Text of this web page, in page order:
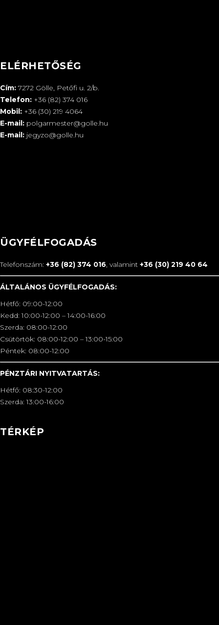
ELÉRHETŐSÉG
Cím: 7272 Gölle, Petőfi u. 2/b.
Telefon: +36 (82) 374 016
Mobil: +36 (30) 219 4064
E-mail: polgarmester@golle.hu
E-mail: jegyzo@golle.hu
ÜGYFÉLFOGADÁS
Telefonszám: +36 (82) 374 016, valamint +36 (30) 219 40 64
ÁLTALÁNOS ÜGYFÉLFOGADÁS:
Hétfő: 09:00-12:00
Kedd: 10:00-12:00 – 14:00-16:00
Szerda: 08:00-12:00
Csütörtök: 08:00-12:00 – 13:00-15:00
Péntek: 08:00-12:00
PÉNZTÁRI NYITVATARTÁS:
Hétfő: 08:30-12:00
Szerda: 13:00-16:00
TÉRKÉP